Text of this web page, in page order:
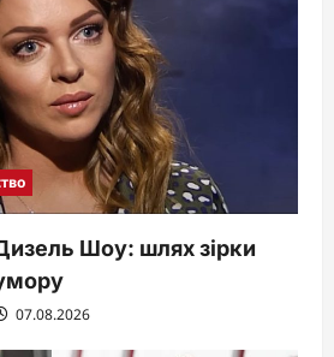
Шоу: шлях зірки
07.08.2026